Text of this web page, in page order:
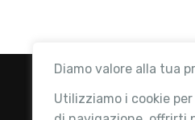
Diamo valore alla tua
Utilizziamo i cookie